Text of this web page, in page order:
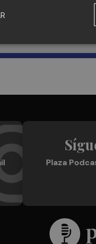
Recibe
Plaza
Plaza